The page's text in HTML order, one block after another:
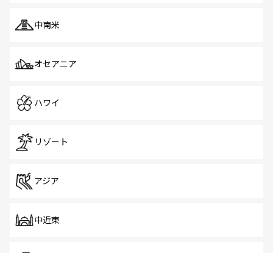
中南米
オセアニア
ハワイ
リゾート
アジア
中近東